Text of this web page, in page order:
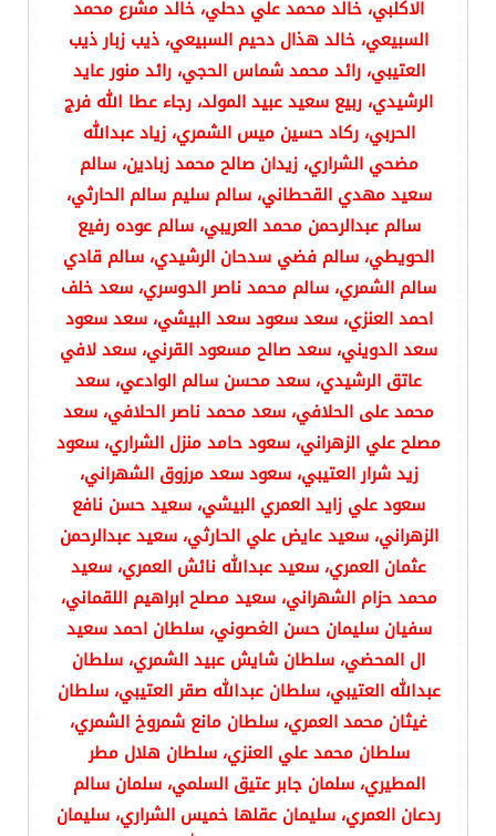
الاكلبي، خالد محمد علي دحلي، خالد مشرع محمد
السبيعي، خالد هذال دحيم السبيعي، ذيب زبار ذيب
العتيبي، رائد محمد شماس الحجي، رائد منور عايد
الرشيدي، ربيع سعيد عبيد المولد، رجاء عطا الله فرج
الحربي، ركاد حسين ميس الشمري، زياد عبدالله
مضحي الشراري، زيدان صالح محمد زبادين، سالم
سعيد مهدي القحطاني، سالم سليم سالم الحارثي،
سالم عبدالرحمن محمد العريبي، سالم عوده رفيع
الحويطي، سالم فضي سدحان الرشيدي، سالم قادي
سالم الشمري، سالم محمد ناصر الدوسري، سعد خلف
احمد العنزي، سعد سعود سعد البيشي، سعد سعود
سعد الدويني، سعد صالح مسعود القرني، سعد لافي
عاتق الرشيدي، سعد محسن سالم الوادعي، سعد
محمد على الحلافي، سعد محمد ناصر الحلافي، سعد
مصلح علي الزهراني، سعود حامد منزل الشراري، سعود
زيد شرار العتيبي، سعود سعد مرزوق الشهراني،
سعود علي زايد العمري البيشي، سعيد حسن نافع
الزهراني، سعيد عايض علي الحارثي، سعيد عبدالرحمن
عثمان العمري، سعيد عبدالله نائش العمري، سعيد
محمد حزام الشهراني، سعيد مصلح ابراهيم اللقماني،
سفيان سليمان حسن الغصوني، سلطان احمد سعيد
ال المحضي، سلطان شايش عبيد الشمري، سلطان
عبدالله العتيبي، سلطان عبدالله صقر العتيبي، سلطان
غيثان محمد العمري، سلطان مانع شمروخ الشمري،
سلطان محمد علي العنزي، سلطان هلال مطر
المطيري، سلمان جابر عتيق السلمي، سلمان سالم
ردعان العمري، سليمان عقلها خميس الشراري، سليمان